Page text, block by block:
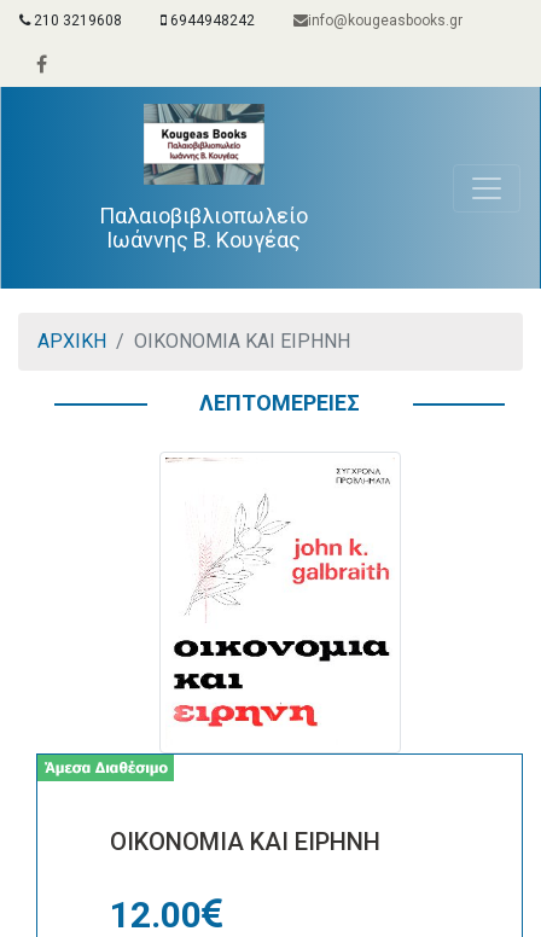
210 3219608 6944948242 info@kougeasbooks.gr
Παλαιοβιβλιοπωλείο
Ιωάννης Β. Κουγέας
ΑΡΧΙΚΗ ΟΙΚΟΝΟΜΙΑ ΚΑΙ ΕΙΡΗΝΗ
ΛΕΠΤΟΜΕΡΕΙΕΣ
ΟΙΚΟΝΟΜΙΑ ΚΑΙ ΕΙΡΗΝΗ
12.00